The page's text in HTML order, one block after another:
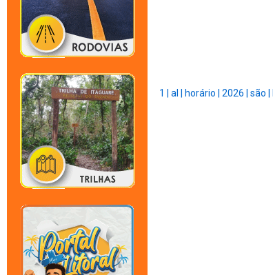
1 | al | horário | 2026 | são |